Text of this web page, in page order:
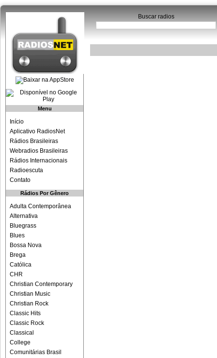
Buscar radios
Menu
Início
Aplicativo RadiosNet
Rádios Brasileiras
Webradios Brasileiras
Rádios Internacionais
Radioescuta
Contato
Rádios Por Gênero
Adulta Contemporânea
Alternativa
Bluegrass
Blues
Bossa Nova
Brega
Católica
CHR
Christian Contemporary
Christian Music
Christian Rock
Classic Hits
Classic Rock
Classical
College
Comunitárias Brasil